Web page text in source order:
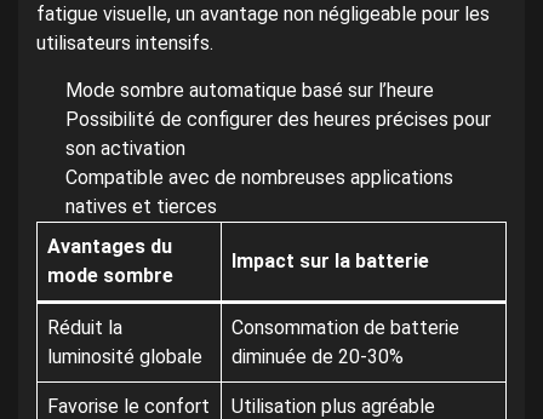
fatigue visuelle, un avantage non négligeable pour les
utilisateurs intensifs.
Mode sombre automatique basé sur l’heure
Possibilité de configurer des heures précises pour
son activation
Compatible avec de nombreuses applications
natives et tierces
Avantages du
mode sombre
Impact sur la batterie
Réduit la
luminosité globale
Consommation de batterie
diminuée de 20-30%
Favorise le confort
Utilisation plus agréable